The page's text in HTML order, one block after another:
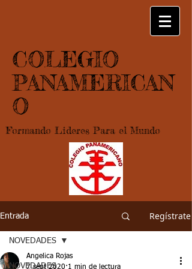
COLEGIO
PANAMERICAN
O
Formando Lideres Para el Mundo
Entrada Regístrate
NOVEDADES
NOVEDADES
Angelica Rojas
7 sept 2020 1 min de lectura